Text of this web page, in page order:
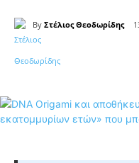
By Στέλιος Θεοδωρίδης